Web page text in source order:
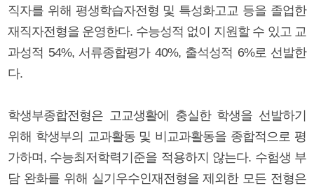
직자를 위해 평생학습자전형 및 특성화고교 등을 졸업한
재직자전형을 운영한다. 수능성적 없이 지원할 수 있고 교
과성적 54%, 서류종합평가 40%, 출석성적 6%로 선발한
다.
학생부종합전형은 고교생활에 충실한 학생을 선발하기
위해 학생부의 교과활동 및 비교과활동을 종합적으로 평
가하며, 수능최저학력기준을 적용하지 않는다. 수험생 부
담 완화를 위해 실기우수인재전형을 제외한 모든 전형은